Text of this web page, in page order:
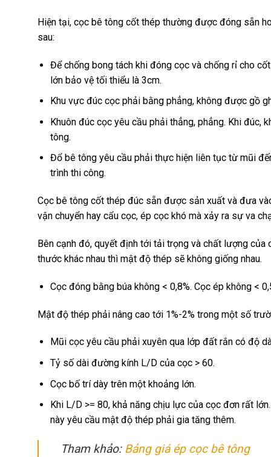
Hiện tại, cọc bê tông cốt thép thường được đóng sẵn
sau:
Để chống bong tách khi đóng cọc và chống rỉ cho
lớn bảo vệ tối thiểu là 3cm.
Khu vực đúc cọc phải bằng phẳng, không được gồ
Khuôn đúc cọc yêu cầu phải thẳng, phẳng. Khi
tông.
Đổ bê tông yêu cầu phải thực hiện liên tục từ mũi
trình thi công.
Cọc bê tông cốt thép đúc sẵn được sản xuất và đưa
vận chuyển hay cẩu cọc, ép cọc khó mà xảy ra sự va
Bên cạnh đó, quyết định tới tải trọng và chất lượng
thước khác nhau thì mật độ thép sẽ không giống nhau.
Cọc đóng bằng búa không < 0,8%. Cọc ép không <
Mật độ thép phải nâng cao tới 1%-2% trong một số
Mũi cọc yêu cầu phải xuyên qua lớp đất rắn có độ
Tỷ số dài đường kính L/D của cọc > 60.
Cọc bố trí dày trên một khoảng lớn.
Khi L/D >= 80, khả năng chịu lực của cọc đơn rất
này yêu cầu mật độ thép phải gia tăng thêm.
Tham khảo: Bảng giá ép cọc bê tông